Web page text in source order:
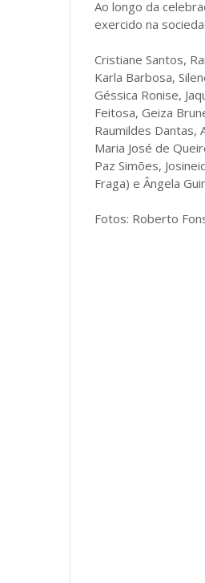
Ao longo da
exercido na
Cristiane Santos,
Karla Barbosa,
Géssica Ronise,
Feitosa, Geiza
Raumildes Dantas,
Maria José de
Paz Simões,
Fraga) e Ângela
Fotos: Roberto